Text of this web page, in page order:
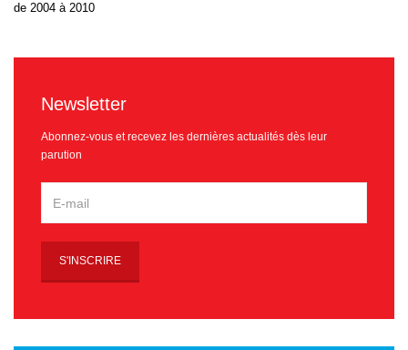
de 2004 à 2010
Newsletter
Abonnez-vous et recevez les dernières actualités dès leur
parution